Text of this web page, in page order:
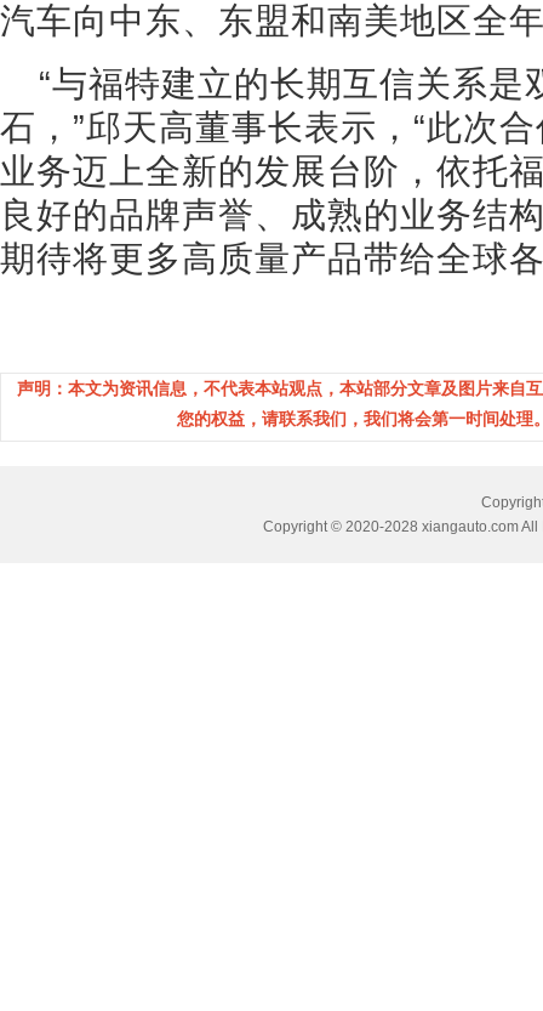
汽车向中东、东盟和南美地区全
“与福特建立的长期互信关系
石，”邱天高董事长表示，“此次
业务迈上全新的发展台阶，依托
良好的品牌声誉、成熟的业务结
期待将更多高质量产品带给全球
声明：本文为资讯信息，不代表本站观点，本站部分文章及图片来自
您的权益，请联系我们，我们将会第一时间处
Copyright © 2020-2028 xiangauto.com